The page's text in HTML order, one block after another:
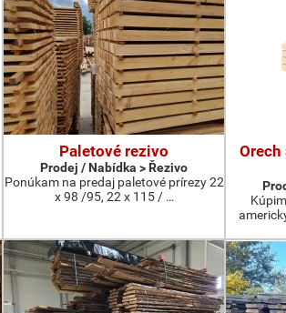
Paletové rezivo
Prodej / Nabídka > Řezivo
Ponúkam na predaj paletové prírezy 22
x 98 /95, 22 x 115 / …